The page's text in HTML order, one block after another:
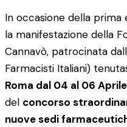
In occasione della prima
la manifestazione della
Cannavò, patrocinata
Farmacisti Italiani)
Roma dal 04 al 06 Aprile
del concorso
nuove sedi